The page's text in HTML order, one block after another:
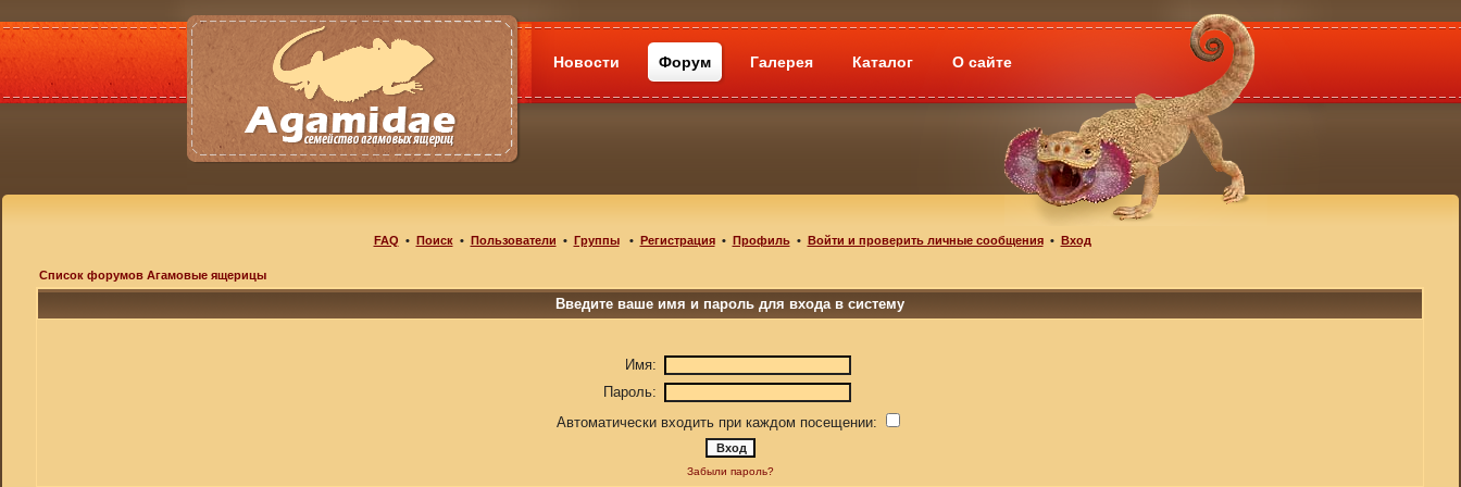
Новости Форум Галерея Каталог О сайте
FAQ • Поиск• Пользователи • Группы• Регистрация• Профиль• Войти и проверить личные сообщения• Вход
Список форумов Агамовые ящерицы
Введите ваше имя и пароль для входа в систему
Имя:
Пароль:
Автоматически входить при каждом посещении:
Забыли пароль?